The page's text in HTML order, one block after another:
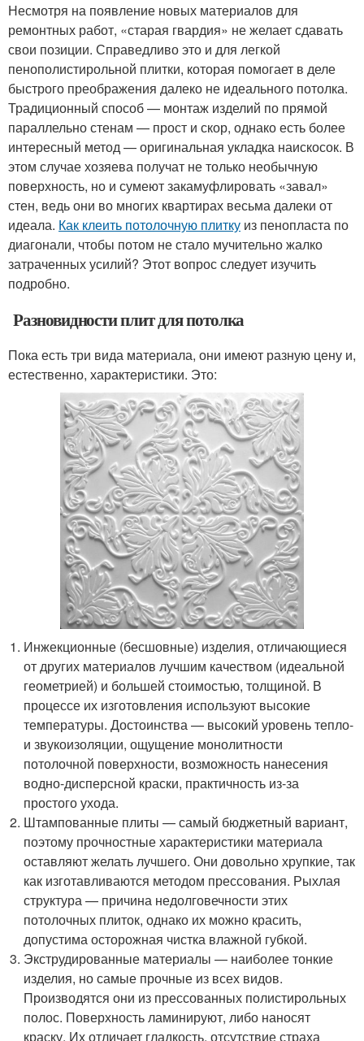
Несмотря на появление новых материалов для
ремонтных работ, «старая гвардия» не желает сдавать
свои позиции. Справедливо это и для легкой
пенополистирольной плитки, которая помогает в деле
быстрого преображения далеко не идеального потолка.
Традиционный способ — монтаж изделий по прямой
параллельно стенам — прост и скор, однако есть более
интересный метод — оригинальная укладка наискосок. В
этом случае хозяева получат не только необычную
поверхность, но и сумеют закамуфлировать «завал»
стен, ведь они во многих квартирах весьма далеки от
идеала. Как клеить потолочную плитку из пенопласта по
диагонали, чтобы потом не стало мучительно жалко
затраченных усилий? Этот вопрос следует изучить
подробно.
Разновидности плит для потолка
Пока есть три вида материала, они имеют разную цену и,
естественно, характеристики. Это:
Инжекционные (бесшовные) изделия, отличающиеся
от других материалов лучшим качеством (идеальной
геометрией) и большей стоимостью, толщиной. В
процессе их изготовления используют высокие
температуры. Достоинства — высокий уровень тепло-
и звукоизоляции, ощущение монолитности
потолочной поверхности, возможность нанесения
водно-дисперсной краски, практичность из-за
простого ухода.
Штампованные плиты — самый бюджетный вариант,
поэтому прочностные характеристики материала
оставляют желать лучшего. Они довольно хрупкие, так
как изготавливаются методом прессования. Рыхлая
структура — причина недолговечности этих
потолочных плиток, однако их можно красить,
допустима осторожная чистка влажной губкой.
Экструдированные материалы — наиболее тонкие
изделия, но самые прочные из всех видов.
Производятся они из прессованных полистирольных
полос. Поверхность ламинируют, либо наносят
краску. Их отличает гладкость, отсутствие страха